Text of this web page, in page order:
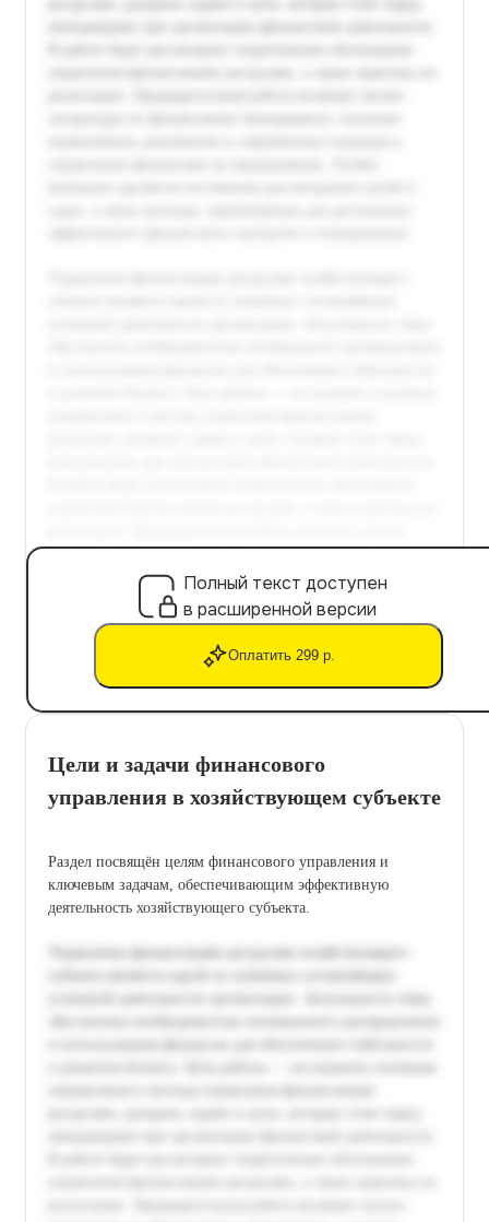
Полный текст доступен
в расширенной версии
Оплатить 299 р.
Цели и задачи финансового
управления в хозяйствующем субъекте
Раздел посвящён целям финансового управления и
ключевым задачам, обеспечивающим эффективную
деятельность хозяйствующего субъекта.